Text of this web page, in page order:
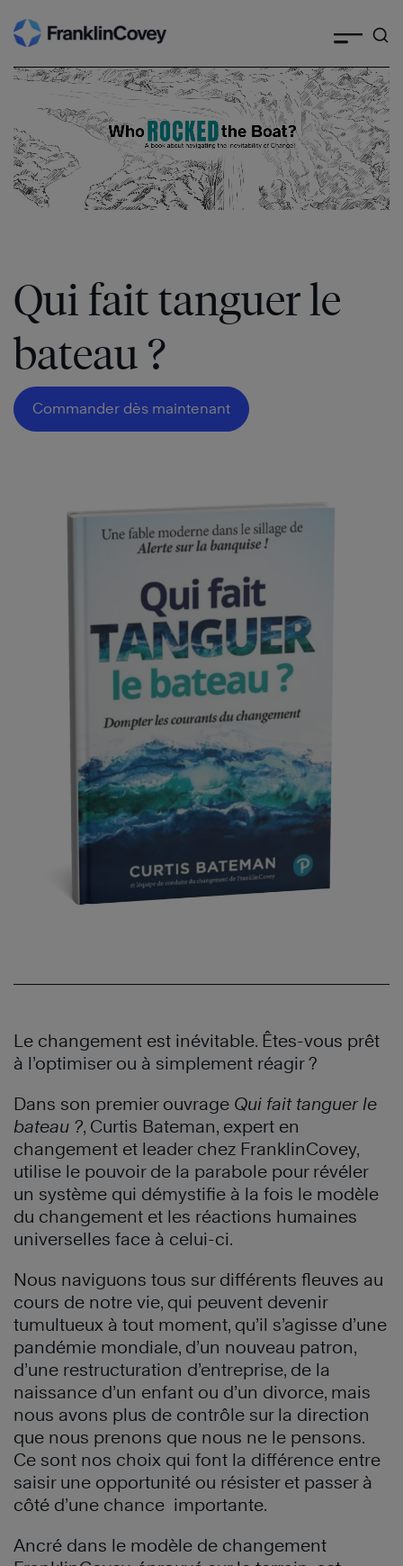
Skip
to
content
Qui fait tanguer le
bateau ?
Commander dès maintenant
Le changement est inévitable. Êtes-vous prêt
à l’optimiser ou à simplement réagir ?
Dans son premier ouvrage Qui fait tanguer le
bateau ?, Curtis Bateman, expert en
changement et leader chez FranklinCovey,
utilise le pouvoir de la parabole pour révéler
un système qui démystifie à la fois le modèle
du changement et les réactions humaines
universelles face à celui-ci.
Nous naviguons tous sur différents fleuves au
cours de notre vie, qui peuvent devenir
tumultueux à tout moment, qu’il s’agisse d’une
pandémie mondiale, d’un nouveau patron,
d’une restructuration d’entreprise, de la
naissance d’un enfant ou d’un divorce, mais
nous avons plus de contrôle sur la direction
que nous prenons que nous ne le pensons.
Ce sont nos choix qui font la différence entre
saisir une opportunité ou résister et passer à
côté d’une chance importante.
Ancré dans le modèle de changement